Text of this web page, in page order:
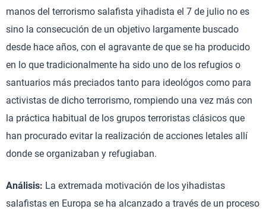
manos del terrorismo salafista yihadista el 7 de julio no es
sino la consecución de un objetivo largamente buscado
desde hace años, con el agravante de que se ha producido
en lo que tradicionalmente ha sido uno de los refugios o
santuarios más preciados tanto para ideológos como para
activistas de dicho terrorismo, rompiendo una vez más con
la práctica habitual de los grupos terroristas clásicos que
han procurado evitar la realización de acciones letales allí
donde se organizaban y refugiaban.
Análisis: La extremada motivación de los yihadistas
salafistas en Europa se ha alcanzado a través de un proceso